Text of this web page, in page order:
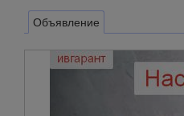
Объявление